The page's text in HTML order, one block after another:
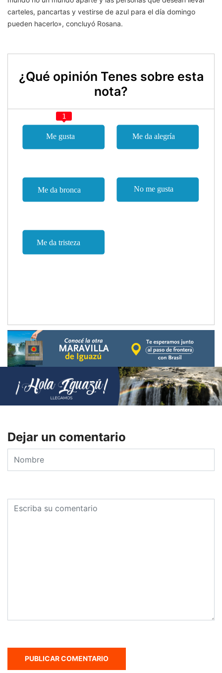
carteles, pancartas y vestirse de azul para el día domingo
pueden hacerlo», concluyó Rosana.
¿Qué opinión Tenes sobre esta
nota?
1
Dejar un comentario